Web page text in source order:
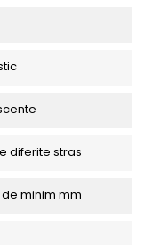
diferite stras
minim mm